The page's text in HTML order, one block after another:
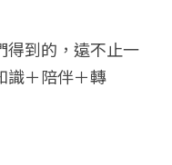
得到的，遠不止一
識＋陪伴＋轉